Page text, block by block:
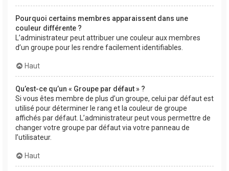
Pourquoi certains membres apparaissent dans une
couleur différente ?
L’administrateur peut attribuer une couleur aux membres
d’un groupe pour les rendre facilement identifiables.
Haut
Qu’est-ce qu’un « Groupe par défaut » ?
Si vous êtes membre de plus d’un groupe, celui par défaut est
utilisé pour déterminer le rang et la couleur de groupe
affichés par défaut. L’administrateur peut vous permettre de
changer votre groupe par défaut via votre panneau de
l’utilisateur.
Haut